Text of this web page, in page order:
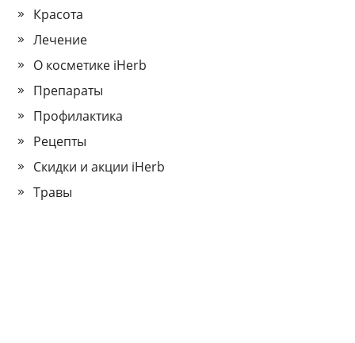
Красота
Лечение
О косметике iHerb
Препараты
Профилактика
Рецепты
Скидки и акции iHerb
Травы